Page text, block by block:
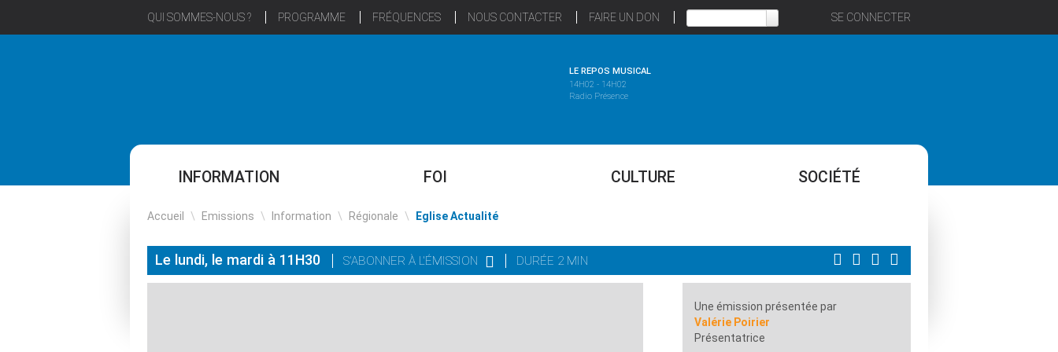
QUI SOMMES-NOUS ? PROGRAMME FRÉQUENCES NOUS CONTACTER FAIRE UN DON SE CONNECTER
LE REPOS MUSICAL
14H02 - 14H02
Radio Présence
INFORMATION FOI CULTURE SOCIÉTÉ
Accueil \ Emissions \ Information \ Régionale \ Eglise Actualité
Le lundi, le mardi à 11H30 S'ABONNER À L'ÉMISSION DURÉE 2 MIN
Une émission présentée par
Valérie Poirier
Présentatrice